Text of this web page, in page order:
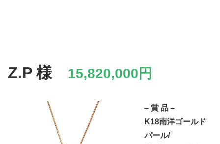
Z.P 様 15,820,000円
– 賞 品 –
K18南洋ゴールド
パール/